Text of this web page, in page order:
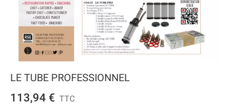
LE TUBE PROFESSIONNEL
113,94 € TTC